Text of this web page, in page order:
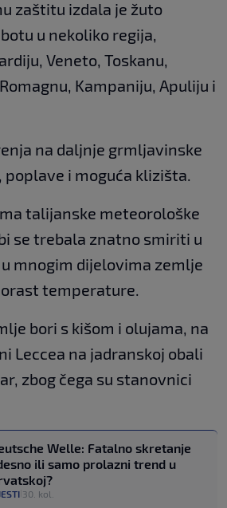
zaštitu izdala je žuto
u nekoliko regija,
Veneto, Toskanu,
Kampaniju, Apuliju i
na daljnje grmljavinske
poplave i moguća klizišta.
talijanske meteorološke
se trebala znatno smiriti u
u mnogim dijelovima zemlje
temperature.
bori s kišom i olujama, na
Leccea na jadranskoj obali
zbog čega su stanovnici
Welle: Fatalno skretanje
ili samo prolazni trend u
30. kol.